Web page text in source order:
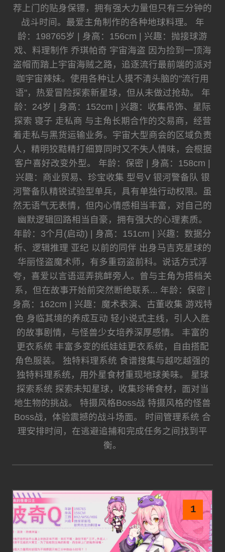
荐上门的贴身保镖，拥有强大力量但只有三分钟的
战斗时间。最爱主角制作的各种地球料理。 年
龄：198765岁 | 身高：156cm | 兴趣：抛接球游
戏、料理制作 乔琪帕奇 宇宙海盗 因为捡到一顶海
盗帽而踏上宇宙海贼之路，追逐流行最前端的派对
咖宇宙辣妹。使用各种让人摸不清头脑的"流行用
语"，热爱冒险探索新星球，但从未做过抢劫。 年
龄：24岁 | 身高：152cm | 兴趣：收集吊饰、星际
探索 寝子 走私商 与主角长期合作的交易商，经营
着走私与黑货运输业务。宇宙大型商会的区域负责
人，精明狡黠精打细算同时又不失人情味，会根据
客户喜好改变外型。 年龄：保密 | 身高：158cm |
兴趣：商业贸易、珍宝收集 型号V 银河警备队 银
河警备队精锐试验型单兵，具有单独行动权限。虽
然无语气无表情，但内心情感相当丰富，对自己的
幽默逻辑回路相当自豪，拥有强大的心理素质。
年龄：3个月(启动) | 身高：151cm | 兴趣：数据分
析、逻辑推理 亚纪 以前的同伴 出身马吉克星球的
华丽怪盗魔术师，有多重窃盗前科。说话方式浮
夸，喜爱以言语逗弄挑衅旁人。曾与主角为搭档关
系，但在故事开始前突然断绝联系... 年龄：保密 |
身高：162cm | 兴趣：魔术表演、古董收集 游戏特
色 身临其境的养成互动 轻小说式主线，引人入胜
的故事剧情，与怪兽少女培养深厚感情。 丰富的
更衣系统 丰富多变的纸娃娃更衣系统，自由搭配
角色服装。 独特料理系统 食谱搜集与越吃越强的
独特料理系统，用外星食材重现地球美味。 星球
探索系统 探索未知星球，收集珍稀食材，面对当
地生物的挑战。 特摄风格Boss战 特摄风格的怪兽
Boss战，体验震撼的战斗场面。 时间管理系统 合
理安排时间，在逃避追捕和完成任务之间找到平
衡。
1